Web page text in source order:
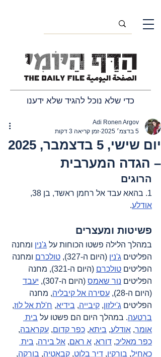
כדי שלא נוכל להגיד שלא ידענו
יום שישי, 5 בדצמבר, 2025
– הגדה המערבית
Adi Ronen Argov
5 בדצמ׳ 2025
זמן קריאה 3 דקות
הרוגים
1. בהאא עבד אל רחמן ראשד, בן 38,
אודלע.
פשיטות ומעצרים
במהלך הלילה פשטו הכוחות על ג'נין ומחנה
הפליטים ג'נין (היום ה-327), טולכרם ומחנה
הפליטים טולכרם
(היום ה-321), מחנה
הפליטים נור שאמס (היום ה-307),
יעבד
(היום ה-28),
עסירה אל קיבליה, מחנה
הפליטים ג'ילזון, קיבייה, בידיא, ח'לת אל לוז,
ברטעה. במהלך היום הם פשטו על בית
אומר, אודלע, ביתא, כפר קדום, עקראבה,
כפר מאליכ, דורא, א ראם, אל בירה, בית
כאחיל, בורקין, דיר בלוט, קבאטיה, בורקה,